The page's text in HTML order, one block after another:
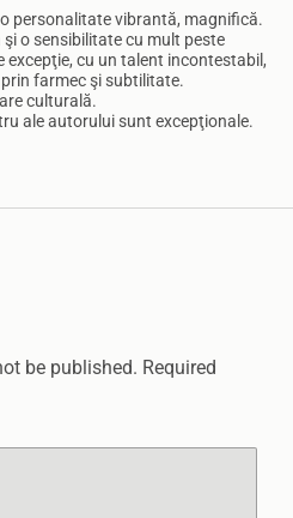
personalitate vibrantă, magnifică.
şi o sensibilitate cu mult peste
excepţie, cu un talent incontestabil,
farmec şi subtilitate.
culturală.
ale autorului sunt excepţionale.
be published. Required